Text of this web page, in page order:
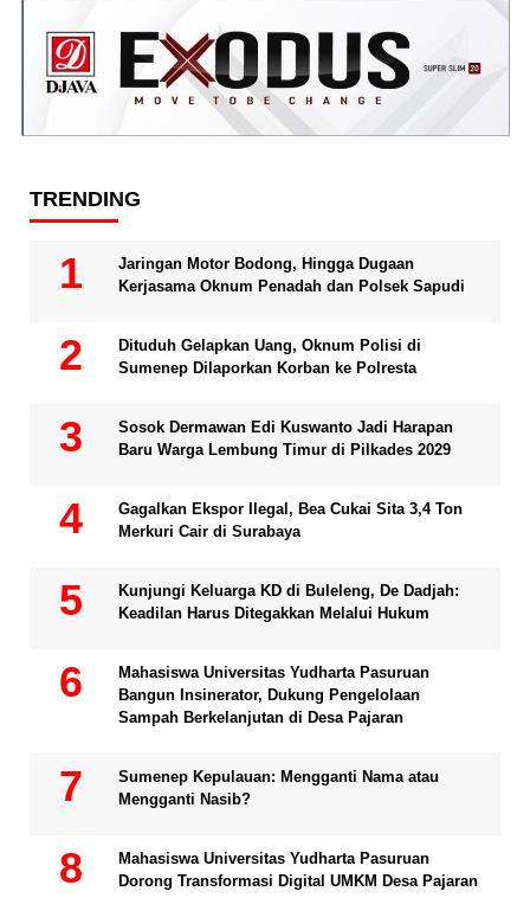
TRENDING
Jaringan Motor Bodong, Hingga Dugaan
Kerjasama Oknum Penadah dan Polsek Sapudi
Dituduh Gelapkan Uang, Oknum Polisi di
Sumenep Dilaporkan Korban ke Polresta
Sosok Dermawan Edi Kuswanto Jadi Harapan
Baru Warga Lembung Timur di Pilkades 2029
Gagalkan Ekspor Ilegal, Bea Cukai Sita 3,4 Ton
Merkuri Cair di Surabaya
Kunjungi Keluarga KD di Buleleng, De Dadjah:
Keadilan Harus Ditegakkan Melalui Hukum
Mahasiswa Universitas Yudharta Pasuruan
Bangun Insinerator, Dukung Pengelolaan
Sampah Berkelanjutan di Desa Pajaran
Sumenep Kepulauan: Mengganti Nama atau
Mengganti Nasib?
Mahasiswa Universitas Yudharta Pasuruan
Dorong Transformasi Digital UMKM Desa Pajaran